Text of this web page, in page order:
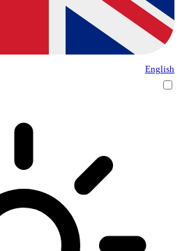
English